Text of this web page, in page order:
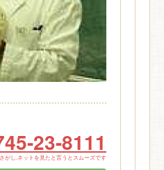
23-8111
がし.ネットを見たと言うとスムーズです